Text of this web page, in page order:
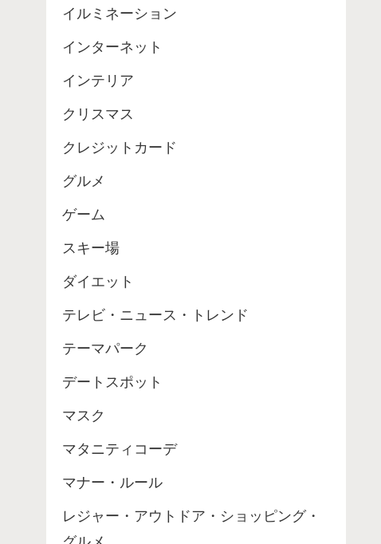
イルミネーション
インターネット
インテリア
クリスマス
クレジットカード
グルメ
ゲーム
スキー場
ダイエット
テレビ・ニュース・トレンド
テーマパーク
デートスポット
マスク
マタニティコーデ
マナー・ルール
レジャー・アウトドア・ショッピング・